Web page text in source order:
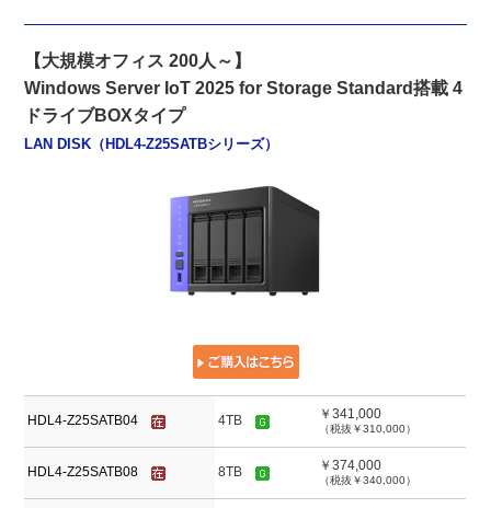
【大規模オフィス 200人～】
Windows Server IoT 2025 for Storage Standard搭載 4
ドライブBOXタイプ
LAN DISK（HDL4-Z25SATBシリーズ）
HDL4-Z25SATB04 4TB ￥341,000
（税抜￥310,000）
HDL4-Z25SATB08 8TB ￥374,000
（税抜￥340,000）